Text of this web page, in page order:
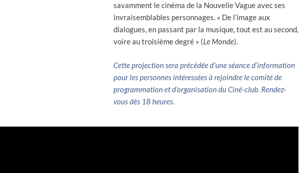
savamment le cinéma de la Nouvelle Vague avec ses
invraisemblables personnages. « De l’image aux
dialogues, en passant par la musique, tout est au second,
voire au troisième degré » (Le Monde).
Cette projection sera précédée d’une séance d’information
pour les personnes intéressées à rejoindre le comité de
programmation et d’organisation du Ciné-club. Rendez-
vous dès 18 heures.